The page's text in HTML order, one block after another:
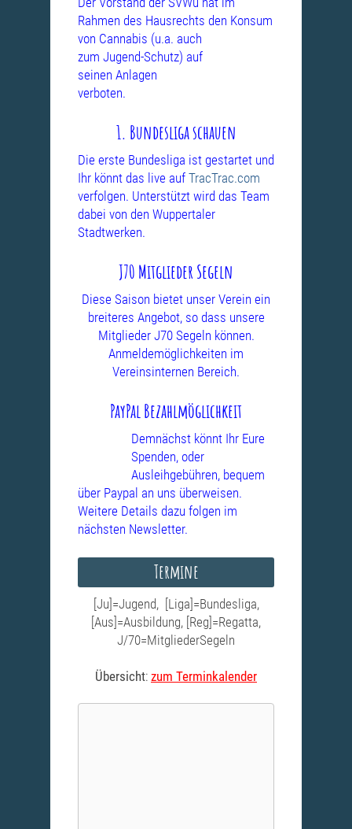
Rahmen des Hausrechts den Konsum
von Cannabis (u.a. auch
zum Jugend-Schutz) auf
seinen Anlagen
verboten.
1. Bundesliga schauen
Die erste Bundesliga ist gestartet und
Ihr könnt das live auf TracTrac.com
verfolgen. Unterstützt wird das Team
dabei von den Wuppertaler
Stadtwerken.
J70 Mitglieder Segeln
Diese Saison bietet unser Verein ein
breiteres Angebot, so dass unsere
Mitglieder J70 Segeln können.
Anmeldemöglichkeiten im
Vereinsinternen Bereich.
PayPal Bezahlmöglichkeit
Demnächst könnt Ihr Eure
Spenden, oder
Ausleihgebühren, bequem
über Paypal an uns überweisen.
Weitere Details dazu folgen im
nächsten Newsletter.
Termine
[Ju]=Jugend, [Liga]=Bundesliga,
[Aus]=Ausbildung, [Reg]=Regatta,
J/70=MitgliederSegeln
Übersicht: zum Terminkalender